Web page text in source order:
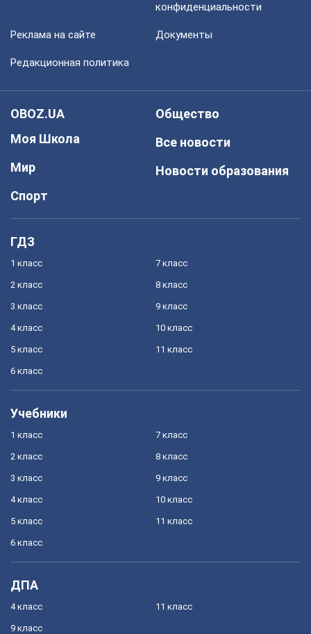
конфиденциальности
Реклама на сайте Документы
Редакционная политика
OBOZ.UA
Моя Школа
Мир
Спорт
Общество
Все новости
Новости образования
ГДЗ
1 класс
2 класс
3 класс
4 класс
5 класс
6 класс
7 класс
8 класс
9 класс
10 класс
11 класс
Учебники
1 класс
2 класс
3 класс
4 класс
5 класс
6 класс
7 класс
8 класс
9 класс
10 класс
11 класс
ДПА
4 класс
9 класс
11 класс